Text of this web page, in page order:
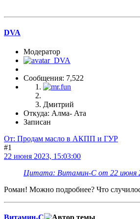
DVA
Модератор
Сообщения: 7,522
Дмитрий
Откуда: Алма- Ата
Записан
От: Продам масло в АКПП и ГУР
#1
22 июня 2023, 15:03:00
Цитата: Витамин-С от 22 июня
Роман! Можно подробнее? Что
Витамин-С